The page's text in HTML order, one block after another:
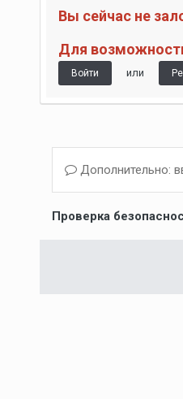
Вы сейчас не
Для
Войти или
Дополнительно:
Проверка